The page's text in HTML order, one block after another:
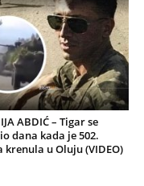
ABDIĆ – Tigar se
dana kada je 502.
krenula u Oluju (VIDEO)